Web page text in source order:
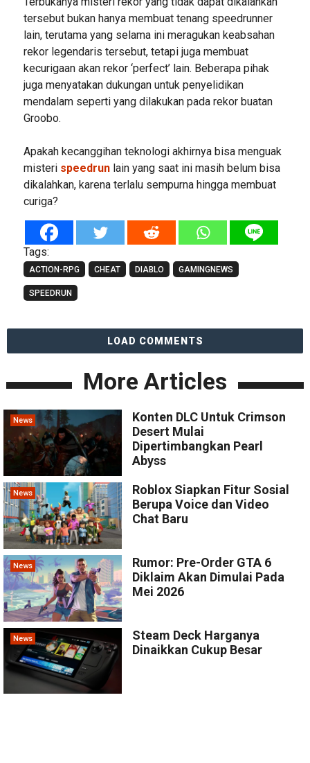
tersebut bukan hanya membuat tenang speedrunner
lain, terutama yang selama ini meragukan keabsahan
rekor legendaris tersebut, tetapi juga membuat
kecurigaan akan rekor ‘perfect’ lain. Beberapa pihak
juga menyatakan dukungan untuk penyelidikan
mendalam seperti yang dilakukan pada rekor buatan
Groobo.
Apakah kecanggihan teknologi akhirnya bisa menguak
misteri speedrun lain yang saat ini masih belum bisa
dikalahkan, karena terlalu sempurna hingga membuat
curiga?
Tags:
ACTION-RPG CHEAT DIABLO GAMINGNEWS
SPEEDRUN
LOAD COMMENTS
More Articles
News
Konten DLC Untuk Crimson
Desert Mulai
Dipertimbangkan Pearl
Abyss
News
Roblox Siapkan Fitur Sosial
Berupa Voice dan Video
Chat Baru
News
Rumor: Pre-Order GTA 6
Diklaim Akan Dimulai Pada
Mei 2026
News
Steam Deck Harganya
Dinaikkan Cukup Besar